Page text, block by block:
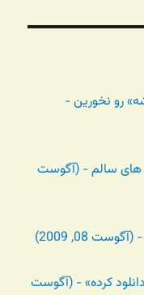
رو نخورین -
های سالم - (آگوست
08, 2009)
دانلود کرده» - (آگوست